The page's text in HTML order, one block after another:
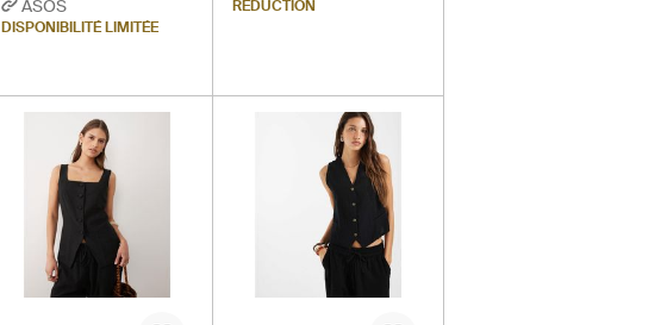
ASOS
DISPONIBILITÉ LIMITÉE
RÉDUCTION